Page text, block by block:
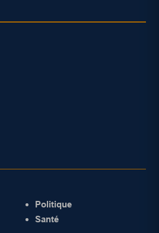
Politique
Santé